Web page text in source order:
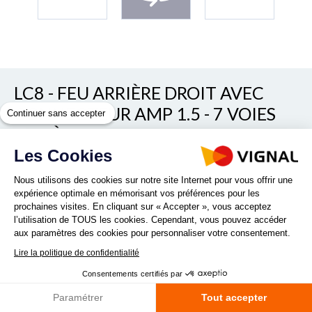
LC8 - FEU ARRIÈRE DROIT AVEC
CONNECTEUR AMP 1.5 - 7 VOIES
ARRIÈRE
Voir/cacher les autres références
Quantité :
Continuer sans accepter
Les Cookies
Nous utilisons des cookies sur notre site Internet pour vous offrir une
expérience optimale en mémorisant vos préférences pour les
prochaines visites. En cliquant sur « Accepter », vous acceptez
l’utilisation de TOUS les cookies. Cependant, vous pouvez accéder
aux paramètres des cookies pour personnaliser votre consentement.
Lire la politique de confidentialité
Consentements certifiés par
Paramétrer Tout accepter